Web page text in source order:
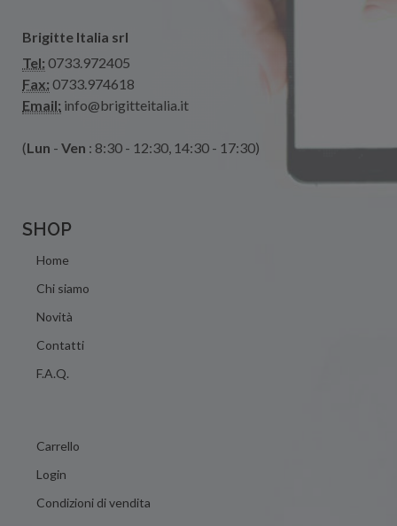
Brigitte Italia srl
Tel: 0733.972405
Fax: 0733.974618
Email: info@brigitteitalia.it
(Lun - Ven : 8:30 - 12:30, 14:30 - 17:30)
SHOP
Home
Chi siamo
Novità
Contatti
F.A.Q.
Carrello
Login
Condizioni di vendita